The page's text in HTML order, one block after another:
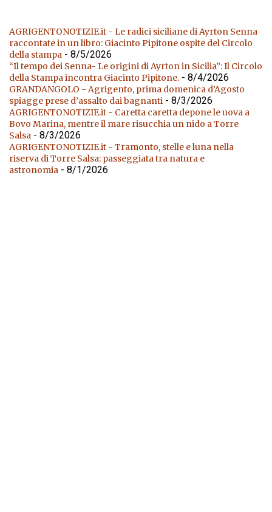
AGRIGENTONOTIZIE.it - Le radici siciliane di Ayrton Senna
raccontate in un libro: Giacinto Pipitone ospite del Circolo
della stampa - 8/5/2026
“Il tempo dei Senna- Le origini di Ayrton in Sicilia”: Il Circolo
della Stampa incontra Giacinto Pipitone. - 8/4/2026
GRANDANGOLO - Agrigento, prima domenica d’Agosto
spiagge prese d’assalto dai bagnanti - 8/3/2026
AGRIGENTONOTIZIE.it - Caretta caretta depone le uova a
Bovo Marina, mentre il mare risucchia un nido a Torre
Salsa - 8/3/2026
AGRIGENTONOTIZIE.it - Tramonto, stelle e luna nella
riserva di Torre Salsa: passeggiata tra natura e
astronomia - 8/1/2026